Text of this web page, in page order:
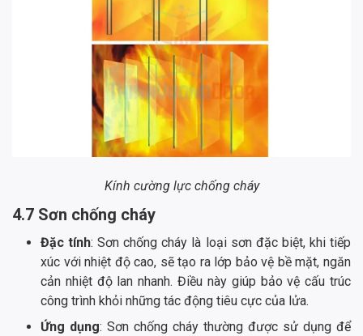
Kính cường lực chống cháy
4.7 Sơn chống cháy
Đặc tính: Sơn chống cháy là loại sơn đặc biệt, khi tiếp
xúc với nhiệt độ cao, sẽ tạo ra lớp bảo vệ bề mặt, ngăn
cản nhiệt độ lan nhanh. Điều này giúp bảo vệ cấu trúc
công trình khỏi những tác động tiêu cực của lửa.
Ứng dụng: Sơn chống cháy thường được sử dụng để